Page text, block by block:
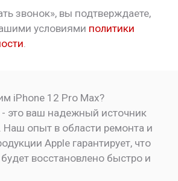
звонок», вы подтверждаете,
условиями политики
iPhone 12 Pro Max?
- это ваш надежный источник
Наш опыт в области ремонта и
Apple гарантирует, что
восстановлено быстро и